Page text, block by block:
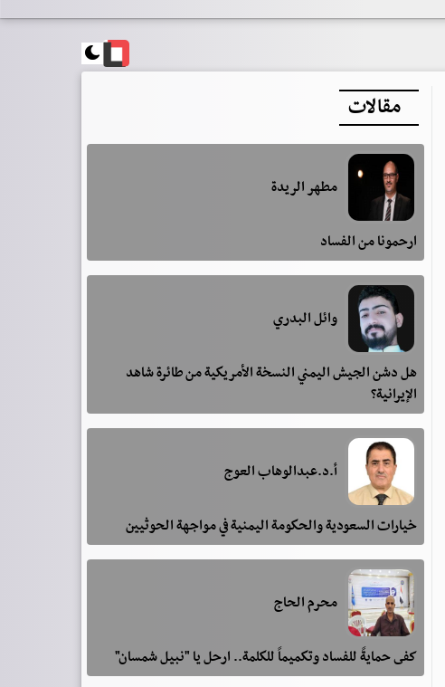
مقالات
مطهر الريدة
ارحمونا من الفساد
وائل البدري
هل دشن الجيش اليمني النسخة الأمريكية من طائرة شاهد
الإيرانية؟
أ.د.عبدالوهاب العوج
خيارات السعودية والحكومة اليمنية في مواجهة الحوثيين
محرم الحاج
كفى حمايةً للفساد وتكميماً للكلمة.. ارحل يا "نبيل شمسان"